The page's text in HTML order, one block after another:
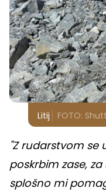
Litij FOTO:
"Z rudarstvom se
poskrbim zase,
splošno mi